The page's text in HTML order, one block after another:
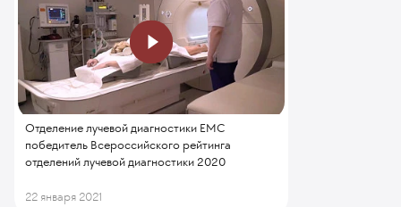
Отделение лучевой диагностики ЕМС
победитель Всероссийского рейтинга
отделений лучевой диагностики 2020
22 января 2021